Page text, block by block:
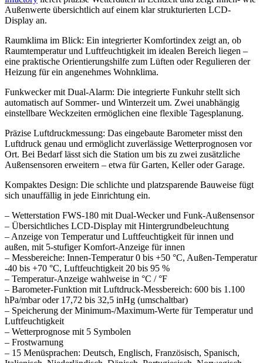
Außenwerte übersichtlich auf einem klar strukturierten LCD-
Display an.
Raumklima im Blick: Ein integrierter Komfortindex zeigt an, ob
Raumtemperatur und Luftfeuchtigkeit im idealen Bereich liegen –
eine praktische Orientierungshilfe zum Lüften oder Regulieren der
Heizung für ein angenehmes Wohnklima.
Funkwecker mit Dual-Alarm: Die integrierte Funkuhr stellt sich
automatisch auf Sommer- und Winterzeit um. Zwei unabhängig
einstellbare Weckzeiten ermöglichen eine flexible Tagesplanung.
Präzise Luftdruckmessung: Das eingebaute Barometer misst den
Luftdruck genau und ermöglicht zuverlässige Wetterprognosen vor
Ort. Bei Bedarf lässt sich die Station um bis zu zwei zusätzliche
Außensensoren erweitern – etwa für Garten, Keller oder Garage.
Kompaktes Design: Die schlichte und platzsparende Bauweise fügt
sich unauffällig in jede Einrichtung ein.
– Wetterstation FWS-180 mit Dual-Wecker und Funk-Außensensor
– Übersichtliches LCD-Display mit Hintergrundbeleuchtung
– Anzeige von Temperatur und Luftfeuchtigkeit für innen und
außen, mit 5-stufiger Komfort-Anzeige für innen
– Messbereiche: Innen-Temperatur 0 bis +50 °C, Außen-Temperatur
-40 bis +70 °C, Luftfeuchtigkeit 20 bis 95 %
– Temperatur-Anzeige wahlweise in °C / °F
– Barometer-Funktion mit Luftdruck-Messbereich: 600 bis 1.100
hPa/mbar oder 17,72 bis 32,5 inHg (umschaltbar)
– Speicherung der Minimum-/Maximum-Werte für Temperatur und
Luftfeuchtigkeit
– Wetterprognose mit 5 Symbolen
– Frostwarnung
– 15 Menüsprachen: Deutsch, Englisch, Französisch, Spanisch,